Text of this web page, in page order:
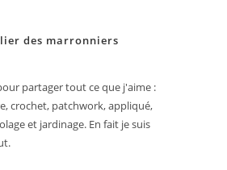
des marronniers
partager tout ce que j'aime :
crochet, patchwork, appliqué,
et jardinage. En fait je suis